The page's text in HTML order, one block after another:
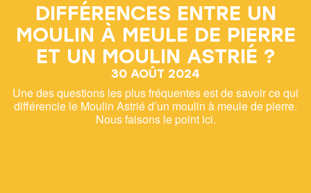
DIFFÉRENCES ENTRE UN
MOULIN À MEULE DE PIERRE
ET UN MOULIN ASTRIÉ ?
30 AOÛT 2024
Une des questions les plus fréquentes est de savoir ce qui
différencie le Moulin Astrié d’un moulin à meule de pierre.
Nous faisons le point ici.